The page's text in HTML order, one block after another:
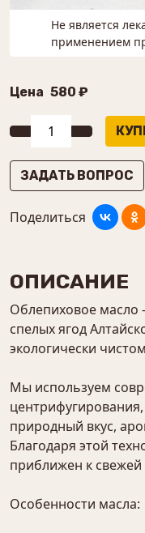
Не является
применением
Цена 580 ₽
ЗАДАТЬ ВОПРОС
Поделиться
ОПИСАНИЕ
Облепиховое масло
спелых ягод
экологически
Мы используем
природный вкус,
Благодаря этой
приближен к свежей
Особенности масла: